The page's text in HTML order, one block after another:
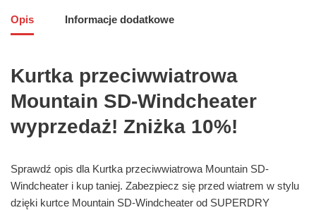
Opis Informacje dodatkowe
Kurtka przeciwwiatrowa
Mountain SD-Windcheater
wyprzedaż! Zniżka 10%!
Sprawdź opis dla Kurtka przeciwwiatrowa Mountain SD-
Windcheater i kup taniej. Zabezpiecz się przed wiatrem w stylu
dzięki kurtce Mountain SD-Windcheater od SUPERDRY